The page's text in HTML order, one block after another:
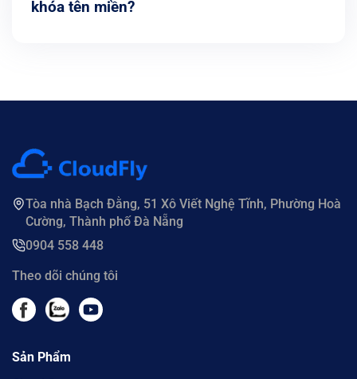
khóa tên miền?
Tòa nhà Bạch Đằng, 51 Xô Viết Nghệ Tĩnh, Phường Hoà
Cường, Thành phố Đà Nẵng
0904 558 448
Theo dõi chúng tôi
Sản Phẩm